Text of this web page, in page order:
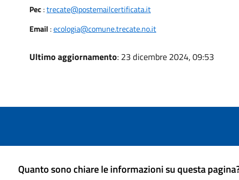
Pec:trecate@postemailcertificata.it
Email:ecologia@comune.trecate.no.it
Ultimo aggiornamento: 23 dicembre 2024, 09:53
Quanto sono chiare le informazioni su questa